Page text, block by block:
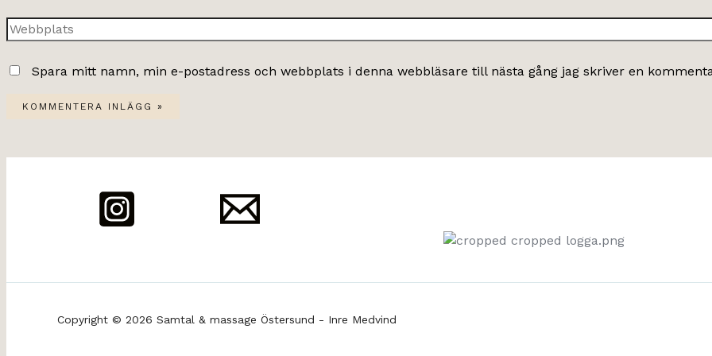
Webbplats
Spara mitt namn, min e-postadress och webbplats i denna webbläsare till nästa gång jag skriver en
Copyright © 2026 Samtal & massage Östersund - Inre Medvind